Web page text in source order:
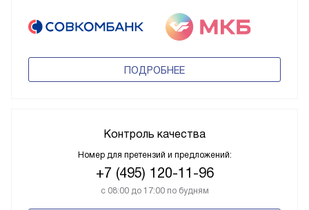
ПОДРОБНЕЕ
Контроль качества
Номер для претензий и предложений:
+7 (495) 120-11-96
с 08:00 до 17:00 по будням